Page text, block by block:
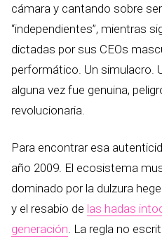
cámara y cantando sobre
“independientes”, mientras
dictadas por sus CEOs
performático. Un simulacro.
alguna vez fue genuina,
revolucionaria.
Para encontrar esa
año 2009. El ecosistema
dominado por la dulzura
y el resabio de las hadas
generación . La regla no